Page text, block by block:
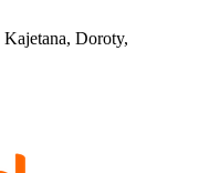
Kajetana, Doroty,